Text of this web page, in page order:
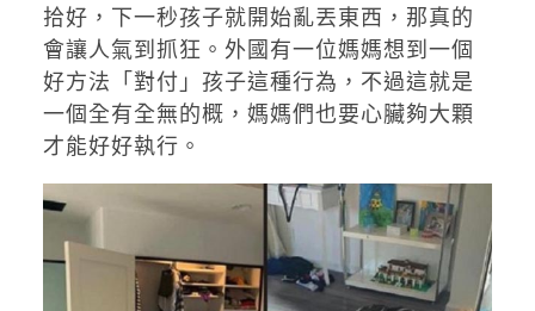
拾好，下一秒孩子就開始亂丟東西，那真的
會讓人氣到抓狂。外國有一位媽媽想到一個
好方法「對付」孩子這種行為，不過這就是
一個全有全無的概，媽媽們也要心臟夠大顆
才能好好執行。